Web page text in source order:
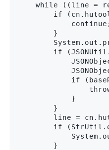
while ((line =
if
        }
if
if
            }
        }
line =
if
        }